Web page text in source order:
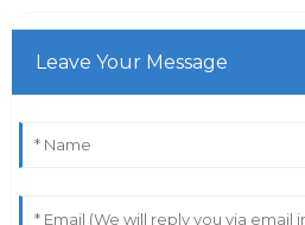
Leave Your Message